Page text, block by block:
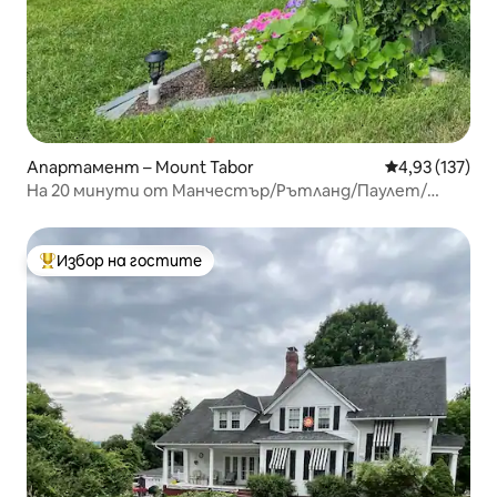
Апартамент – Mount Tabor Средна
4,93 (137)
На 20 минути от Манчестър/Рътланд/Паулет/
Най-популярен избор на гостите
Избор на гостите